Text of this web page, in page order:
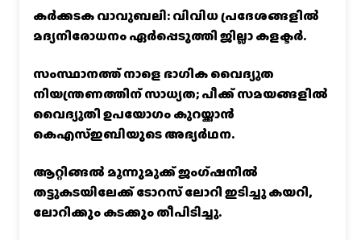
കര്‍ക്കടക വാവുബലി: വിവിധ പ്രദേശങ്ങളില്‍
മദ്യനിരോധനം ഏര്‍പ്പെടുത്തി ജില്ലാ കളക്ടര്‍.
സംസ്ഥാനത്ത് നാളെ ഭാഗിക വൈദ്യുത
നിയന്ത്രണത്തിന് സാധ്യത; പീക്ക് സമയങ്ങളില്‍
വൈദ്യുതി ഉപയോഗം കുറയ്ക്കാൻ
കെഎസ്‌ഇബിയുടെ അഭ്യര്‍ഥന.
ആറ്റിങ്ങൽ മൂന്നുമുക്ക് ജംഗ്ഷനിൽ
തട്ടുകടയിലേക്ക് ടോറസ് ലോറി ഇടിച്ചു കയറി,
ലോറിക്കും കടക്കും തീപിടിച്ചു.